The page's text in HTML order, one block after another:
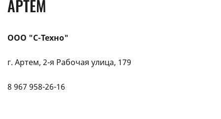
АРТЕМ
ООО "С-Техно"
г. Артем, 2-я Рабочая улица, 179
8 967 958-26-16